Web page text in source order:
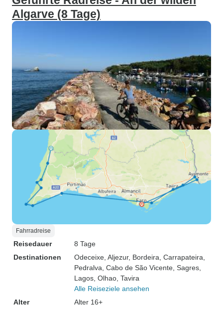
Algarve (8 Tage)
Fahrradreise
Reisedauer
8 Tage
Destinationen
Odeceixe , Aljezur, Bordeira , Carrapateira
Pedralva , Cabo de São Vicente , Sagres
Lagos , Olhao , Tavira
Alle Reiseziele ansehen
Alter
Alter 16+